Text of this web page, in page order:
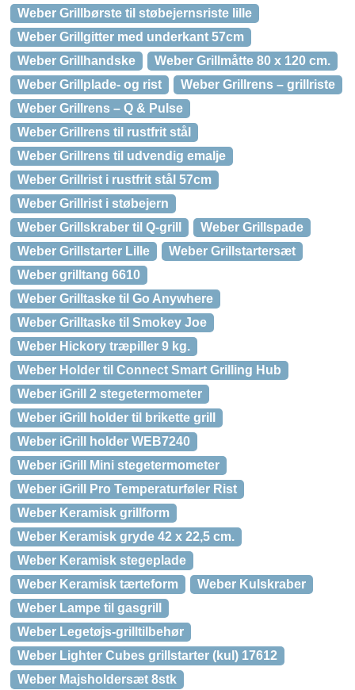
Weber Grillbørste til støbejernsriste lille
Weber Grillgitter med underkant 57cm
Weber Grillhandske
Weber Grillmåtte 80 x 120 cm.
Weber Grillplade- og rist
Weber Grillrens – grillriste
Weber Grillrens – Q & Pulse
Weber Grillrens til rustfrit stål
Weber Grillrens til udvendig emalje
Weber Grillrist i rustfrit stål 57cm
Weber Grillrist i støbejern
Weber Grillskraber til Q-grill
Weber Grillspade
Weber Grillstarter Lille
Weber Grillstartersæt
Weber grilltang 6610
Weber Grilltaske til Go Anywhere
Weber Grilltaske til Smokey Joe
Weber Hickory træpiller 9 kg.
Weber Holder til Connect Smart Grilling Hub
Weber iGrill 2 stegetermometer
Weber iGrill holder til brikette grill
Weber iGrill holder WEB7240
Weber iGrill Mini stegetermometer
Weber iGrill Pro Temperaturføler Rist
Weber Keramisk grillform
Weber Keramisk gryde 42 x 22,5 cm.
Weber Keramisk stegeplade
Weber Keramisk tærteform
Weber Kulskraber
Weber Lampe til gasgrill
Weber Legetøjs-grilltilbehør
Weber Lighter Cubes grillstarter (kul) 17612
Weber Majsholdersæt 8stk